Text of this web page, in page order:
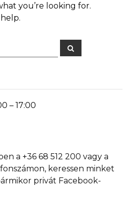
you’re looking for.
Search
– 17:00
a +36 68 512 200 vagy a
keressen minket
privát Facebook-